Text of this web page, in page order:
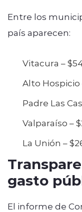
Entre los
país aparecen:
Vitacura –
Alto Hospicio
Padre Las
Valparaíso –
La Unión –
gasto
El informe de